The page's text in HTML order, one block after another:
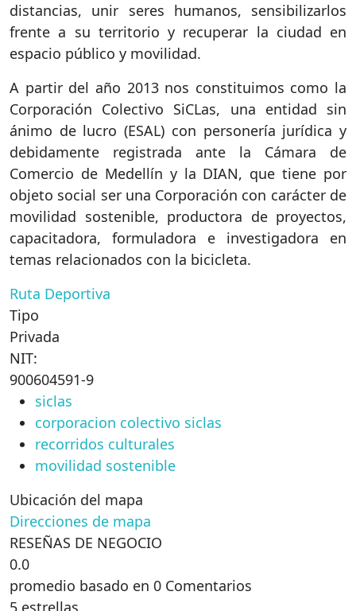
distancias, unir seres humanos, sensibilizarlos
frente a su territorio y recuperar la ciudad en
espacio público y movilidad.
A partir del año 2013 nos constituimos como la
Corporación Colectivo SiCLas, una entidad sin
ánimo de lucro (ESAL) con personería jurídica y
debidamente registrada ante la Cámara de
Comercio de Medellín y la DIAN, que tiene por
objeto social ser una Corporación con carácter de
movilidad sostenible, productora de proyectos,
capacitadora, formuladora e investigadora en
temas relacionados con la bicicleta.
Ruta Deportiva
Tipo
Privada
NIT:
900604591-9
siclas
corporacion colectivo siclas
recorridos culturales
movilidad sostenible
Ubicación del mapa
Direcciones de mapa
RESEÑAS DE NEGOCIO
0.0
promedio basado en 0 Comentarios
5 estrellas